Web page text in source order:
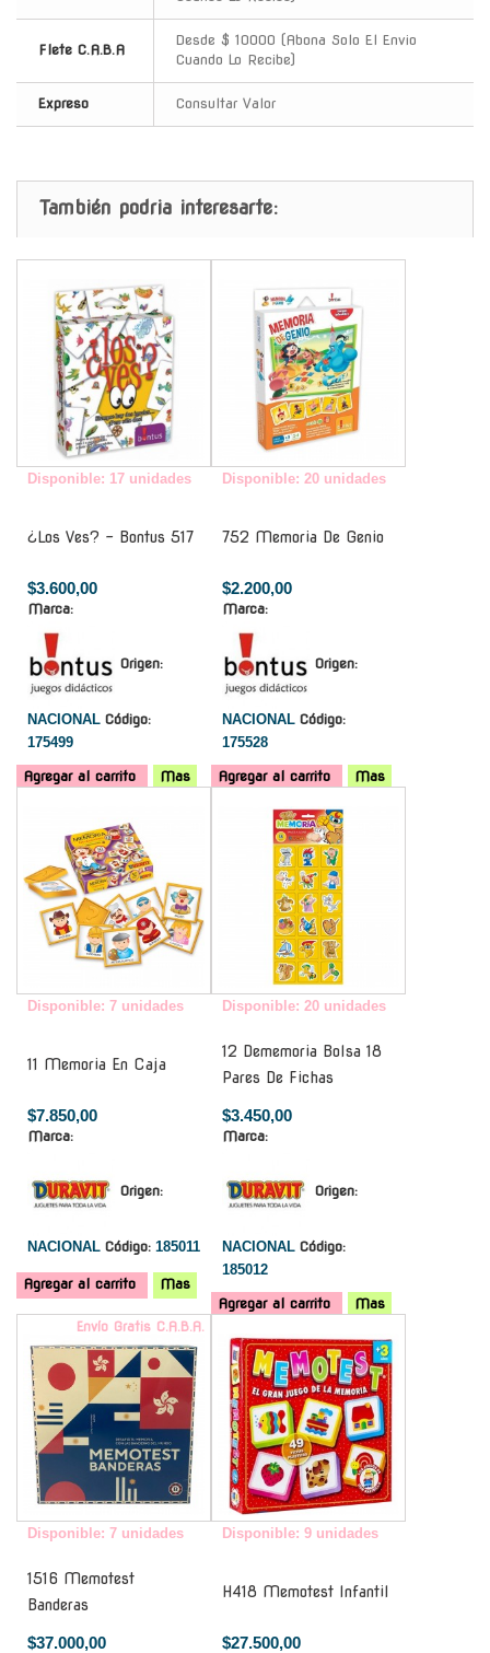
Flete C.A.B.A
Desde $ 10000 (Abona Solo El Envio
Cuando Lo Recibe)
Expreso Consultar Valor
También podria interesarte:
Disponible: 17 unidades
¿Los Ves? - Bontus 517
$3.600,00
Marca:
Origen:
NACIONAL Código:
175499
Agregar al carrito Mas
Disponible: 20 unidades
752 Memoria De Genio
$2.200,00
Marca:
Origen:
NACIONAL Código:
175528
Agregar al carrito
Mas
Disponible: 7 unidades
11 Memoria En Caja
$7.850,00
Marca:
Origen:
NACIONAL Código: 185011
Agregar al carrito Mas
Disponible: 20 unidades
12 Dememoria Bolsa 18
Pares De Fichas
$3.450,00
Marca:
Origen:
NACIONAL Código:
185012
Agregar al carrito
Mas
Envío Gratis C.A.B.A.
Disponible: 7 unidades
1516 Memotest
Banderas
$37.000,00
Disponible: 9 unidades
H418 Memotest Infantil
$27.500,00